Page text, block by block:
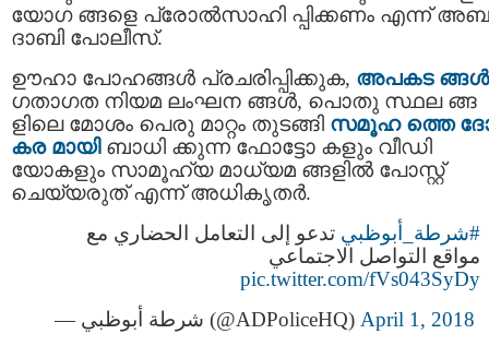
യോഗ ങ്ങളെ പ്രോല്‍സാഹി പ്പിക്കണം എന്ന്
ദാബി പോലീസ്.
ഊഹാ പോഹങ്ങള്‍ പ്രചരിപ്പിക്കുക, അപകട ങ്ങള്‍
ഗതാഗത നിയമ ലംഘന ങ്ങൾ, പൊതു സ്ഥല ങ്ങ
ളിലെ മോശം പെരു മാറ്റം തുടങ്ങി സമൂഹ ത്തെ
കര മായിബാധി ക്കുന്ന ഫോട്ടോ കളും വീഡി
യോകളും സാമൂഹ്യ മാധ്യമ ങ്ങളില്‍ പോസ്റ്റ്
ചെയ്യരുത് എന്ന് അധികൃതര്‍.
#شرطة_أبوظبي تدعو إلى التعامل الحضاري مع
مواقع التواصل الاجتماعي
pic.twitter.com/fVs043SyDy
— شرطة أبوظبي (@ADPoliceHQ) April 1, 2018